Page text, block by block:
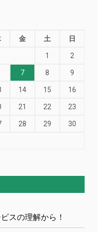
金 土 日
1 2
7 8 9
14 15 16
21 22 23
28 29 30
スの理解から！